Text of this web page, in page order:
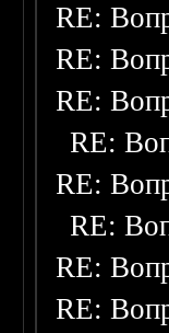
RE:
RE:
RE:
RE:
RE:
RE:
RE:
RE: